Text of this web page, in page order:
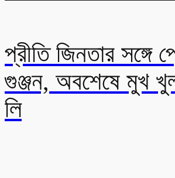
প্রীতি জিনতার সঙ্গে
গুঞ্জন, অবশেষে মুখ
লি